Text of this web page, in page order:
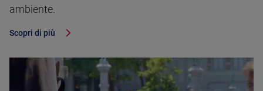
ambiente.
Scopri di più